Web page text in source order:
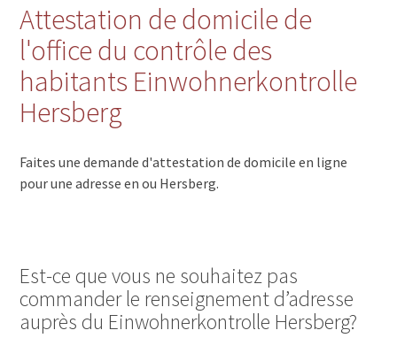
Attestation de domicile de
l'office du contrôle des
habitants Einwohnerkontrolle
Hersberg
Faites une demande d'attestation de domicile en ligne
pour une adresse en ou Hersberg.
Est-ce que vous ne souhaitez pas
commander le renseignement d’adresse
auprès du Einwohnerkontrolle Hersberg?